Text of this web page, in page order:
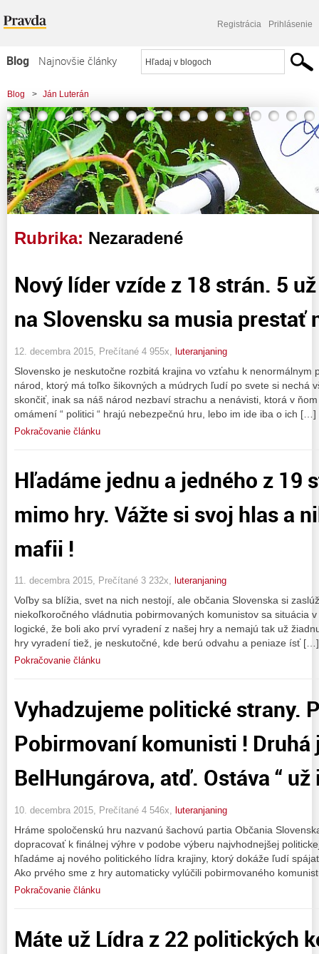
Registrácia Prihlásenie
Blog
Najnovšie články
Najčítanejšie články
Najkomentovanejšie články
Zoznam blogov
Komerčné blogy
Blog > Ján Luterán
Rubrika: Nezaradené
Nový líder vzíde z 18 strán. 5
na Slovensku sa musia prestať
12. decembra 2015, Prečítané 4 955x, luteranjaning
Slovensko je neskutočne rozbitá krajina vo vzťahu k nenormálnym
národ, ktorý má toľko šikovných a múdrych ľudí po svete si nechá
skončiť, inak sa náš národ nezbaví strachu a nenávisti, ktorá v
omámení “ politici “ hrajú nebezpečnú hru, lebo im ide iba o ich […]
Pokračovanie článku
Hľadáme jednu a jedného z 19
mimo hry. Vážte si svoj hlas a
mafii !
11. decembra 2015, Prečítané 3 232x, luteranjaning
Voľby sa blížia, svet na nich nestojí, ale občania Slovenska si
niekoľkoročného vládnutia pobirmovaných komunistov sa situácia
logické, že boli ako prví vyradení z našej hry a nemajú tak už
hry vyradení tiež, je neskutočné, kde berú odvahu a peniaze ísť […]
Pokračovanie článku
Vyhadzujeme politické strany.
Pobirmovaní komunisti ! Druhá
BelHungárova, atď. Ostáva “ už
10. decembra 2015, Prečítané 4 546x, luteranjaning
Hráme spoločenskú hru nazvanú šachovú partia Občania
dopracovať k finálnej výhre v podobe výberu najvhodnejšej
hľadáme aj nového politického lídra krajiny, ktorý dokáže ľudí
Ako prvého sme z hry automaticky vylúčili pobirmovaného
Pokračovanie článku
Máte už Lídra z 22 politických